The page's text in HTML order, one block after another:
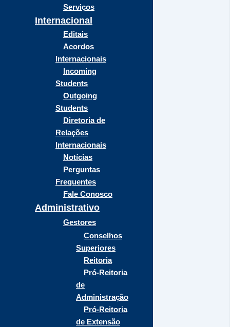
Serviços
Internacional
Editais
Acordos
Internacionais
Incoming
Students
Outgoing
Students
Diretoria de
Relações
Internacionais
Notícias
Perguntas
Frequentes
Fale Conosco
Administrativo
Gestores
Conselhos
Superiores
Reitoria
Pró-Reitoria
de
Administração
Pró-Reitoria
de Extensão